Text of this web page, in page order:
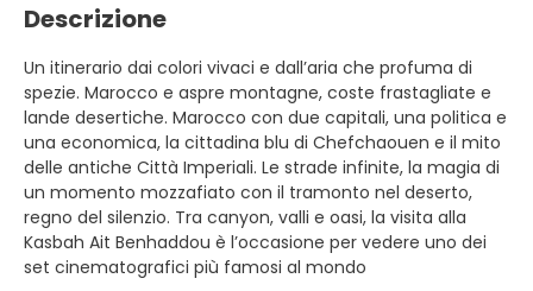
Descrizione
Un itinerario dai colori vivaci e dall’aria che profuma di
spezie. Marocco e aspre montagne, coste frastagliate e
lande desertiche. Marocco con due capitali, una politica e
una economica, la cittadina blu di Chefchaouen e il mito
delle antiche Città Imperiali. Le strade infinite, la magia di
un momento mozzafiato con il tramonto nel deserto,
regno del silenzio. Tra canyon, valli e oasi, la visita alla
Kasbah Ait Benhaddou è l’occasione per vedere uno dei
set cinematografici più famosi al mondo